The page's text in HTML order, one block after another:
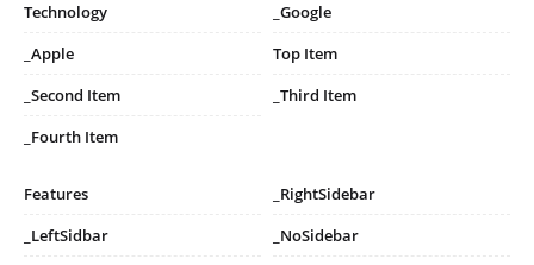
Technology
_Google
_Apple
Top Item
_Second Item
_Third Item
_Fourth Item
Features
_RightSidebar
_LeftSidbar
_NoSidebar